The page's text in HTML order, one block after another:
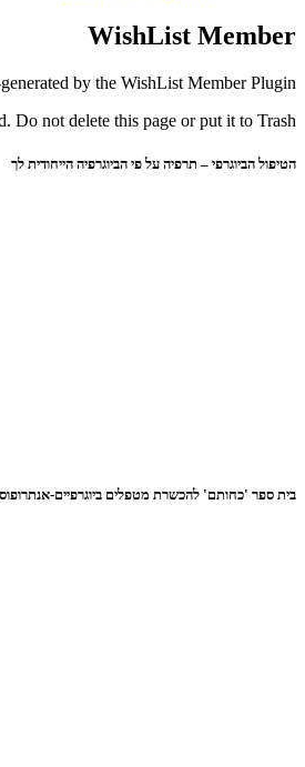
WishList Member
by the WishList Member Plugin.
Do not delete this page or put it to Trash.
הטיפול הביוגרפי – תרפיה על פי הביוגרפיה הייחודית לך
בית ספר 'כחותם' להכשרת מטפלים ביוגרפיים-